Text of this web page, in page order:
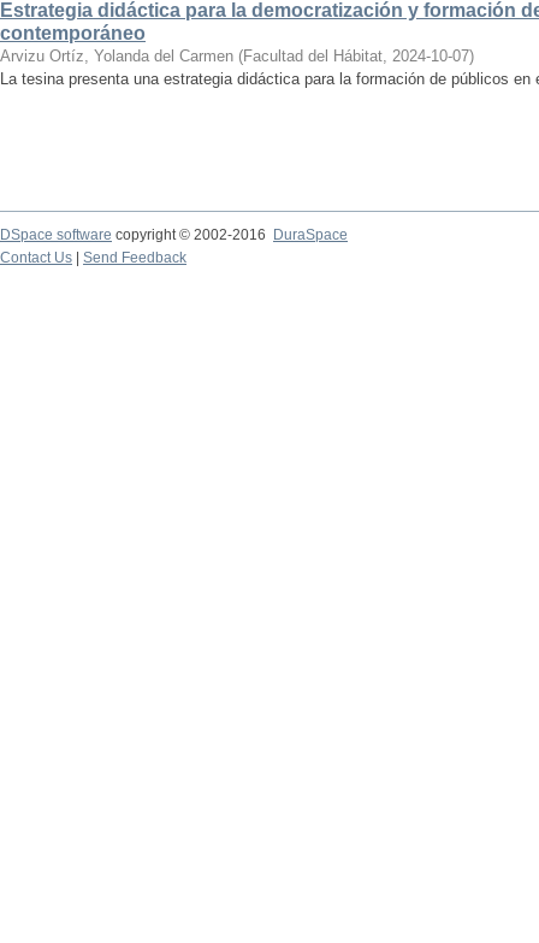
Estrategia didáctica para la democratización y formación
contemporáneo
Arvizu Ortíz, Yolanda del Carmen (Facultad del Hábitat, 2024-10-07)
La tesina presenta una estrategia didáctica para la formación de públicos en
DSpace software copyright © 2002-2016
DuraSpace
Contact Us
Send Feedback